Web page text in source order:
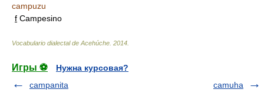
campuzu
f Campesino
Vocabulario dialectal de Acehúche 2014
Игры ⚽
Нужна курсовая?
campanita
camuha